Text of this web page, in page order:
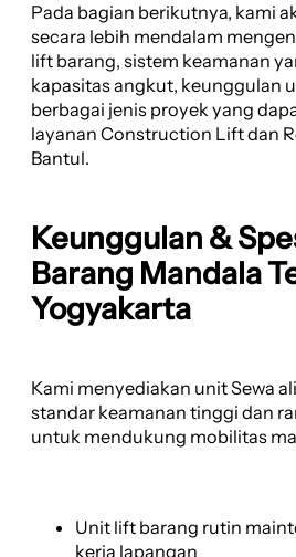
Pada bagian berikutnya, kami
secara lebih mendalam
lift barang, sistem keamanan
kapasitas angkut, keunggulan
berbagai jenis proyek yang
layanan Construction Lift dan
Bantul.
Keunggulan &
Barang Mandala
Yogyakarta
Kami menyediakan unit Sewa
standar keamanan tinggi dan
untuk mendukung mobilitas
Unit lift barang rutin
kerja lapangan